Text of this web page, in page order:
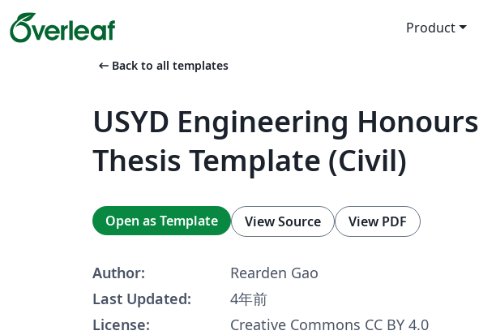
Product
arrow_left_alt Back to all templates
USYD Engineering Honours
Thesis Template (Civil)
Open as Template View Source View PDF
Author:
Rearden Gao
Last Updated:
4年前
License:
Creative Commons CC BY 4.0